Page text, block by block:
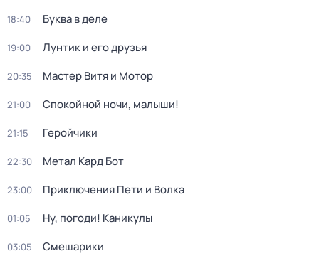
18:40 Буква в деле
19:00 Лунтик и его друзья
20:35 Мастер Витя и Мотор
21:00 Спокойной ночи, малыши!
21:15 Геройчики
22:30 Метал Кард Бот
23:00 Приключения Пети и Волка
01:05 Ну, погоди! Каникулы
03:05 Смешарики